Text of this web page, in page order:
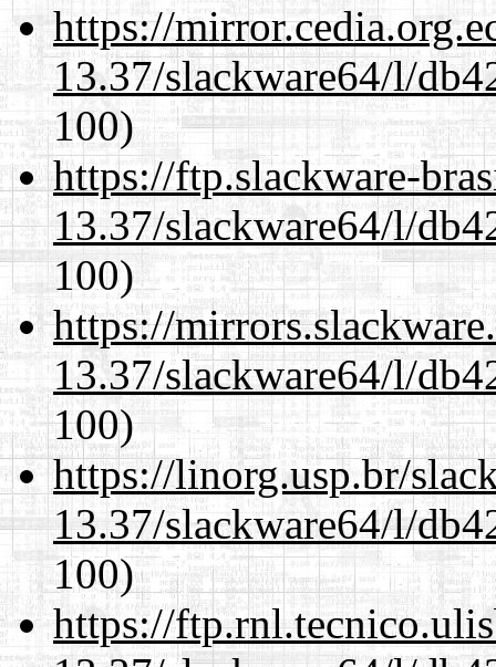
https://
13.37/slackware64/l/
100)
https://ftp.slackware-
13.37/slackware64/l/
100)
https://
13.37/slackware64/l/
100)
https://linorg.usp.br/
13.37/slackware64/l/
100)
https://